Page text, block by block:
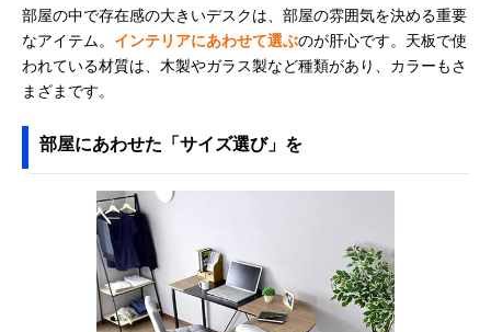
部屋の中で存在感の大きいデスクは、部屋の雰囲気を決める重要
なアイテム。 インテリアにあわせて選ぶのが肝心です。天板で使
われている材質は、木製やガラス製など種類があり、カラーもさ
まざまです。
部屋にあわせた「サイズ選び」を